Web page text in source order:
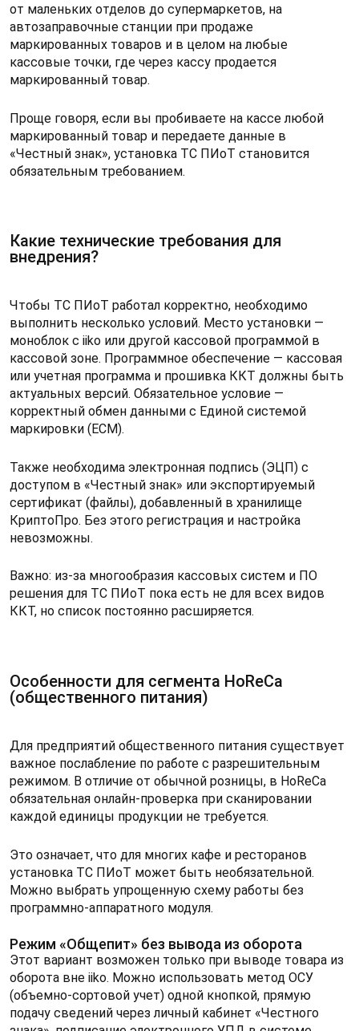
от маленьких отделов до супермаркетов, на
автозаправочные станции при продаже
маркированных товаров и в целом на любые
кассовые точки, где через кассу продается
маркированный товар.
Проще говоря, если вы пробиваете на кассе любой
маркированный товар и передаете данные в
«Честный знак», установка ТС ПИоТ становится
обязательным требованием.
Какие технические требования для
внедрения?
Чтобы ТС ПИоТ работал корректно, необходимо
выполнить несколько условий. Место установки —
моноблок с iiko или другой кассовой программой в
кассовой зоне. Программное обеспечение — кассовая
или учетная программа и прошивка ККТ должны быть
актуальных версий. Обязательное условие —
корректный обмен данными с Единой системой
маркировки (ЕСМ).
Также необходима электронная подпись (ЭЦП) с
доступом в «Честный знак» или экспортируемый
сертификат (файлы), добавленный в хранилище
КриптоПро. Без этого регистрация и настройка
невозможны.
Важно: из-за многообразия кассовых систем и ПО
решения для ТС ПИоТ пока есть не для всех видов
ККТ, но список постоянно расширяется.
Особенности для сегмента HoReCa
(общественного питания)
Для предприятий общественного питания существует
важное послабление по работе с разрешительным
режимом. В отличие от обычной розницы, в HoReCa
обязательная онлайн-проверка при сканировании
каждой единицы продукции не требуется.
Это означает, что для многих кафе и ресторанов
установка ТС ПИоТ может быть необязательной.
Можно выбрать упрощенную схему работы без
программно-аппаратного модуля.
Режим «Общепит» без вывода из оборота
Этот вариант возможен только при выводе товара из
оборота вне iiko. Можно использовать метод ОСУ
(объемно-сортовой учет) одной кнопкой, прямую
подачу сведений через личный кабинет «Честного